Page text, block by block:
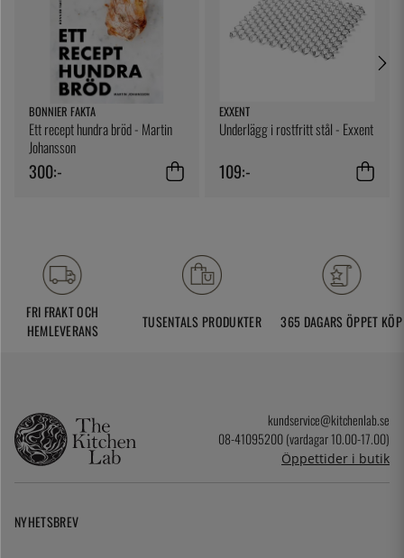
BONNIER FAKTA
Ett recept hundra bröd - Martin
Johansson
300:-
EXXENT
Underlägg i rostfritt stål - Exxent
109:-
FRI FRAKT OCH
HEMLEVERANS
TUSENTALS PRODUKTER 365 DAGARS ÖPPET KÖP
kundservice@kitchenlab.se
08-41095200 (vardagar 10.00-17.00)
Öppettider i butik
NYHETSBREV